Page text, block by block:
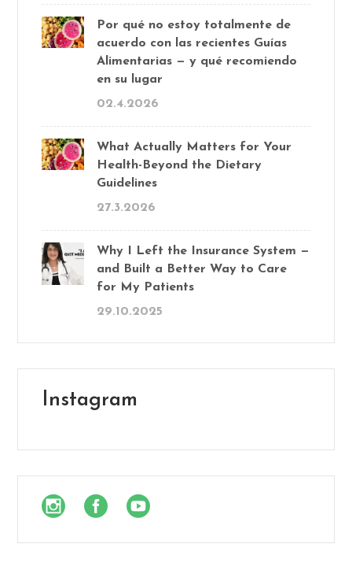
Por qué no estoy totalmente de
acuerdo con las recientes Guías
Alimentarias — y qué recomiendo
en su lugar
02.4.2026
What Actually Matters for Your
Health-Beyond the Dietary
Guidelines
27.3.2026
Why I Left the Insurance System —
and Built a Better Way to Care
for My Patients
29.10.2025
Instagram